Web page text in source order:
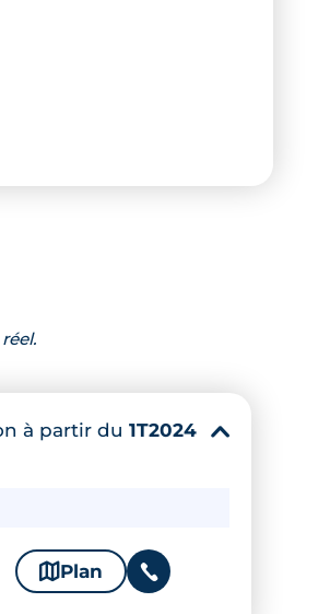
à partir du 1T2024 ▾
🗞 Plan 📞